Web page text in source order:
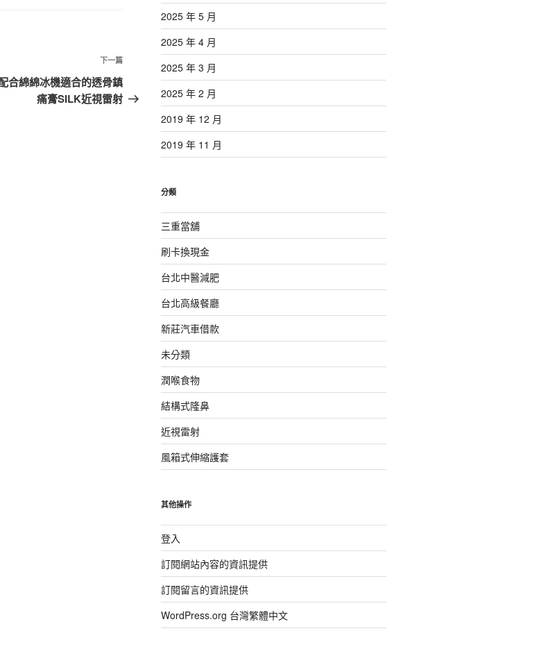
下
一
篇
下一篇
合綿綿冰機適合的透骨鎮
痛膏SILK近視雷射
2025 年 5 月
2025 年 4 月
2025 年 3 月
2025 年 2 月
2019 年 12 月
2019 年 11 月
分類
三重當舖
刷卡換現金
台北中醫減肥
台北高級餐廳
新莊汽車借款
未分類
潤喉食物
結構式隆鼻
近視雷射
風箱式伸縮護套
其他操作
登入
訂閱網站內容的資訊提供
訂閱留言的資訊提供
WordPress.org 台灣繁體中文